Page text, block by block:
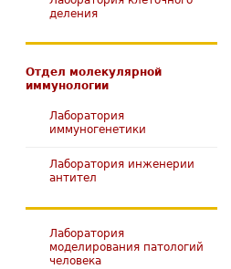
деления
Отдел молекулярной
иммунологии
Лаборатория
иммуногенетики
Лаборатория инженерии
антител
Лаборатория
моделирования патологий
человека